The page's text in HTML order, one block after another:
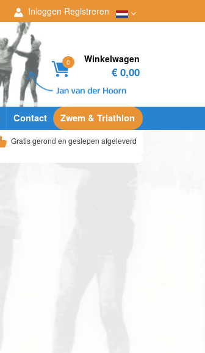
Inloggen Registreren
0 Winkelwagen
€ 0,00
Contact Zwem & Triathlon
Gratis gerond en geslepen afgeleverd